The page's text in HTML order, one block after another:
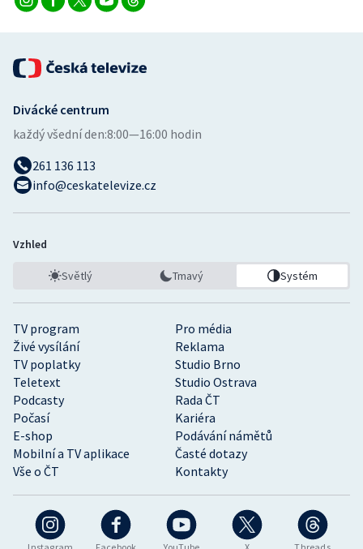
Ostatní
TV program
Pro média
Živé vysílání
Reklama
TV poplatky
Studio Brno
Teletext
Studio Ostrava
Podcasty
Rada ČT
Počasí
Kariéra
E-shop
Podávání námětů
Mobilní a TV aplikace
Časté dotazy
Vše o ČT
Kontakty
Divácké centrum
každý všední den:8:00—16:00 hodin
261 136 113
info@ceskatelevize.cz
Vzhled
Světlý Tmavý Systém